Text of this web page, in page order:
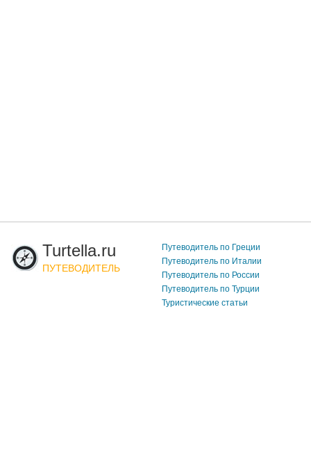
Turtella.ru
ПУТЕВОДИТЕЛЬ
Путеводитель по Греции
Путеводитель по Италии
Путеводитель по России
Путеводитель по Турции
Туристические статьи